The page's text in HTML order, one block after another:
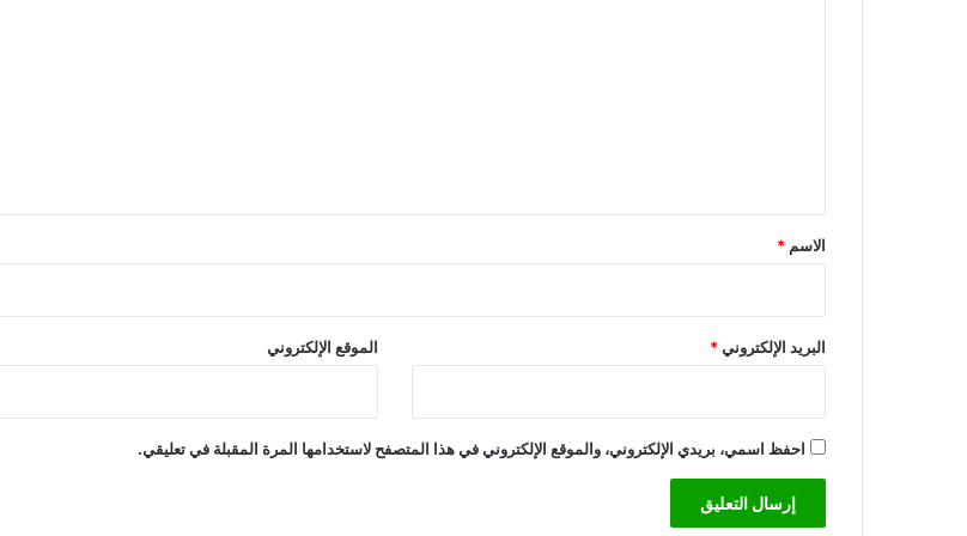
*
الاسم *
البريد الإلكتروني* الموقع الإلكتروني
احفظ اسمي، بريدي الإلكتروني، والموقع الإلكتروني في هذا المتصفح لاستخدامها المرة المقبلة في تعليقي.